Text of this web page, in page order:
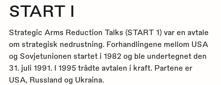
START I
Strategic Arms Reduction Talks (START 1) var en avtale
om strategisk nedrustning. Forhandlingene mellom USA
og Sovjetunionen startet i 1982 og ble undertegnet den
31. juli 1991. I 1995 trådte avtalen i kraft. Partene er
USA, Russland og Ukraina.